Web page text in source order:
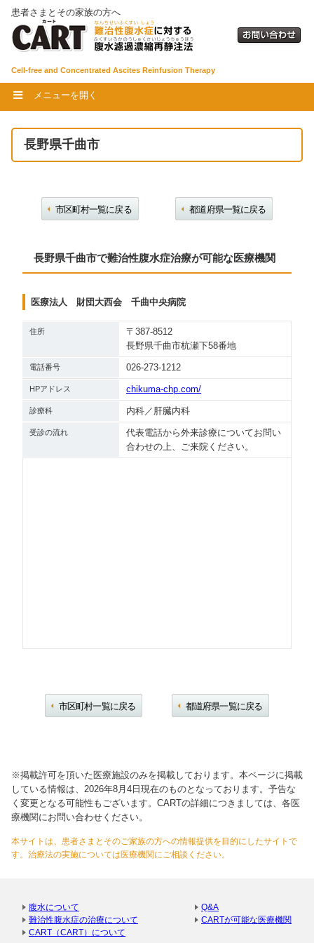
患者さまとその家族の方へ
Cell-free and Concentrated Ascites Reinfusion Therapy
メニューを開く
長野県千曲市
市区町村一覧に戻る 都道府県一覧に戻る
長野県千曲市で難治性腹水症治療が可能な医療機関
医療法人 財団大西会 千曲中央病院
住所
〒387-8512
長野県千曲市杭瀬下58番地
電話番号 026-273-1212
HPアドレス chikuma-chp.com/
診療科 内科／肝臓内科
受診の流れ
代表電話から外来診療についてお問い
合わせの上、ご来院ください。
市区町村一覧に戻る 都道府県一覧に戻る
※掲載許可を頂いた医療施設のみを掲載しております。本ページに掲載
している情報は、2026年8月4日現在のものとなっております。予告な
く変更となる可能性もございます。CARTの詳細につきましては、各医
療機関にお問い合わせください。
本サイトは、患者さまとそのご家族の方への情報提供を目的にしたサイトで
す。治療法の実施については医療機関にご相談ください。
腹水について
難治性腹水症の治療について
CART（CART）について
Q&A
CARTが可能な医療機関